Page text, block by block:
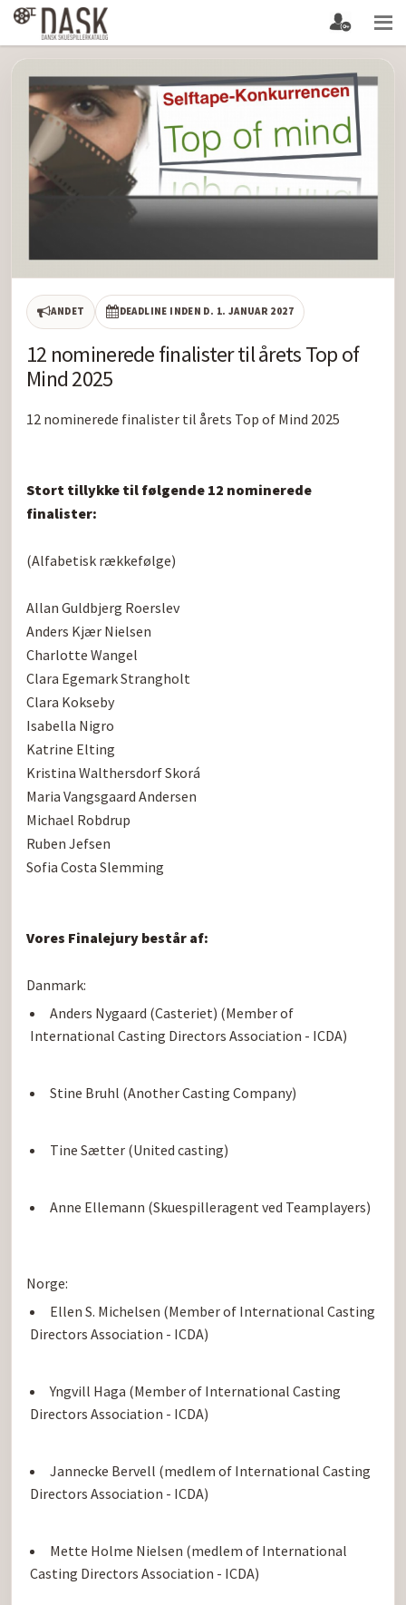
ANDET DEADLINE INDEN D. 1. JANUAR 2027
12 nominerede finalister til årets Top of
Mind 2025
12 nominerede finalister til årets Top of Mind 2025
Stort tillykke til følgende 12 nominerede
finalister:
(Alfabetisk rækkefølge)
Allan Guldbjerg Roerslev
Anders Kjær Nielsen
Charlotte Wangel
Clara Egemark Strangholt
Clara Kokseby
Isabella Nigro
Katrine Elting
Kristina Walthersdorf Skorá
Maria Vangsgaard Andersen
Michael Robdrup
Ruben Jefsen
Sofia Costa Slemming
Vores Finalejury består af:
Anders Nygaard (Casteriet) (Member of
International Casting Directors Association - ICDA)
Stine Bruhl (Another Casting Company)
Tine Sætter (United casting)
Anne Ellemann (Skuespilleragent ved Teamplayers)
Ellen S. Michelsen (Member of International Casting
Directors Association - ICDA)
Yngvill Haga (Member of International Casting
Directors Association - ICDA)
Jannecke Bervell (medlem of International Casting
Directors Association - ICDA)
Mette Holme Nielsen (medlem of International
Casting Directors Association - ICDA)